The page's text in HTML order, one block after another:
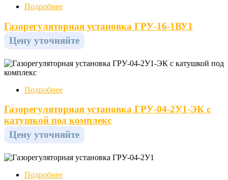
Подробнее
Газорегуляторная установка ГРУ-16-1ВУ1
Цену уточняйте
Подробнее
Газорегуляторная установка ГРУ-04-2У1-ЭК с
катушкой под комплекс
Цену уточняйте
Подробнее